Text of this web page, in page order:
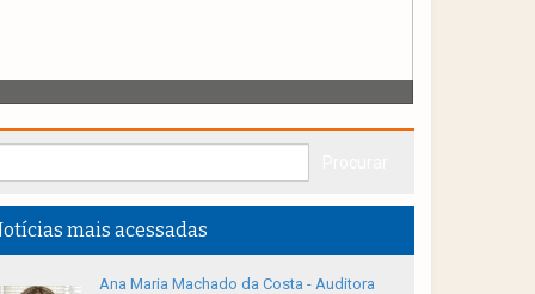
mais acessadas
Ana Maria Machado da Costa - Auditora